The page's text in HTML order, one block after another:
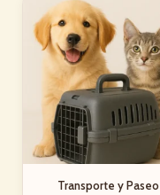
Transporte y Paseo